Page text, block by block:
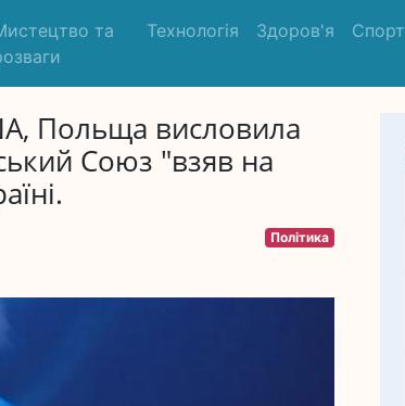
та
Технологія Здоров'я Спорт
Польща висловила
Союз "взяв на
Політика